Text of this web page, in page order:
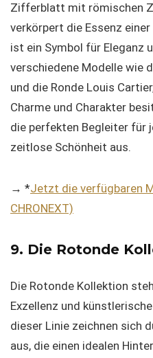
Zifferblatt mit römischen
verkörpert die Essenz
ist ein Symbol für Eleganz
verschiedene Modelle wie
und die Ronde Louis
Charme und Charakter
die perfekten Begleiter für
zeitlose Schönheit aus.
→ *Jetzt die verfügbaren
CHRONEXT)
9. Die Rotonde
Die Rotonde Kollektion
Exzellenz und
dieser Linie zeichnen sich
aus, die einen idealen